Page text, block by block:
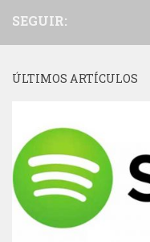
SEGUIR:
ÚLTIMOS ARTÍCULOS